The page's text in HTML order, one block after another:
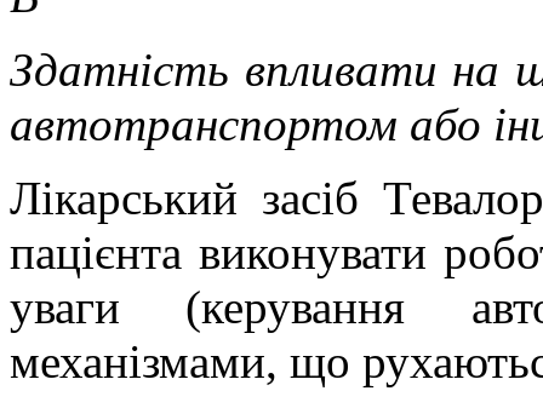
Здатність впливати на
автотранспортом або
Лікарський засіб
пацієнта виконувати
уваги (керування
механізмами, що